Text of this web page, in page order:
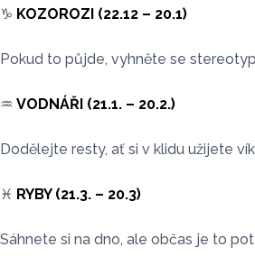
♑️ KOZOROZI (22.12 – 20.1)
Pokud to půjde, vyhněte se
♒️ VODNÁŘI (21.1. – 20.2.)
Dodělejte resty, ať si v klidu užijete
♓️ RYBY (21.3. – 20.3)
Sáhnete si na dno, ale občas je to